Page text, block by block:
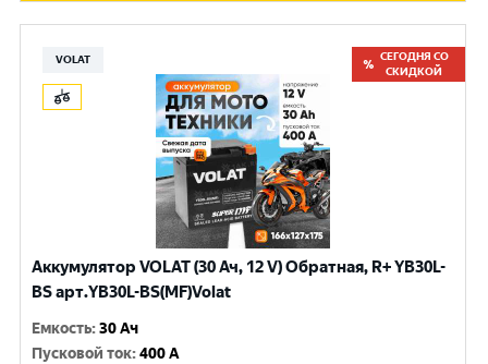
VOLAT
СЕГОДНЯ СО
СКИДКОЙ
Аккумулятор VOLAT (30 Ач, 12 V) Обратная, R+ YB30L-
BS арт.YB30L-BS(MF)Volat
Емкость:30 Ач
Пусковой ток:400 A